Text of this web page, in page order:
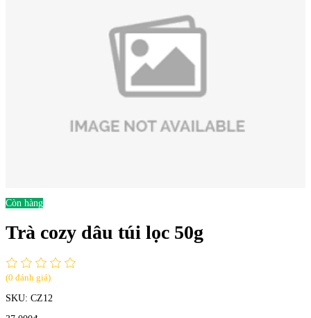
Còn hàng
Trà cozy dâu túi lọc 50g
(0 đánh giá)
SKU: CZ12